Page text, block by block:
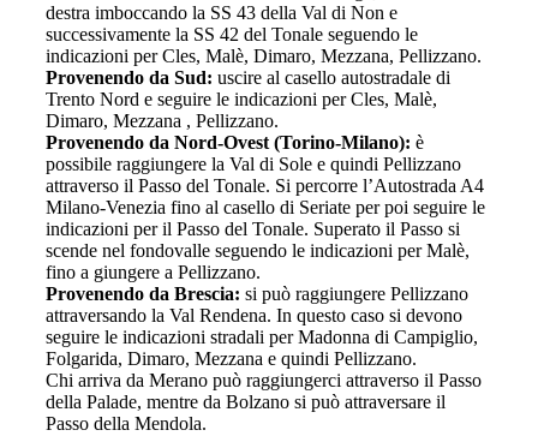
destra imboccando la SS 43 della Val di Non e
successivamente la SS 42 del Tonale seguendo le
indicazioni per Cles, Malè, Dimaro, Mezzana, Pellizzano.
Provenendo da Sud: uscire al casello autostradale di
Trento Nord e seguire le indicazioni per Cles, Malè,
Dimaro, Mezzana , Pellizzano.
Provenendo da Nord-Ovest (Torino-Milano): è
possibile raggiungere la Val di Sole e quindi Pellizzano
attraverso il Passo del Tonale. Si percorre l’Autostrada A4
Milano-Venezia fino al casello di Seriate per poi seguire le
indicazioni per il Passo del Tonale. Superato il Passo si
scende nel fondovalle seguendo le indicazioni per Malè,
fino a giungere a Pellizzano.
Provenendo da Brescia: si può raggiungere Pellizzano
attraversando la Val Rendena. In questo caso si devono
seguire le indicazioni stradali per Madonna di Campiglio,
Folgarida, Dimaro, Mezzana e quindi Pellizzano.
Chi arriva da Merano può raggiungerci attraverso il Passo
della Palade, mentre da Bolzano si può attraversare il
Passo della Mendola.